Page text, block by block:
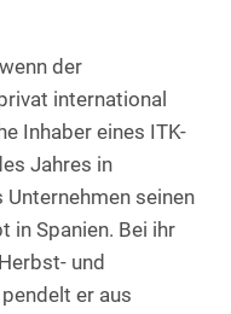
der
international
Inhaber eines ITK-
Jahres in
seinen
in Spanien. Bei ihr
und
er aus